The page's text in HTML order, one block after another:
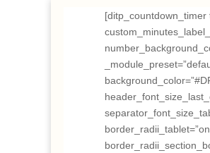
[ditp_countdown_timer